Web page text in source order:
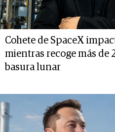
Cohete de SpaceX
mientras recoge más de
basura lunar